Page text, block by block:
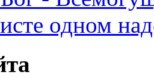
одном